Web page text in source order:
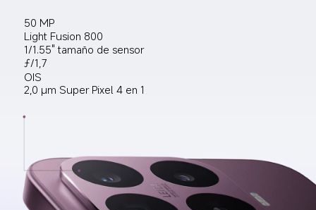
50 MP
Light Fusion 800
1/1.55" tamaño de sensor
ƒ/1,7
OIS
2,0 µm Super Pixel 4 en 1